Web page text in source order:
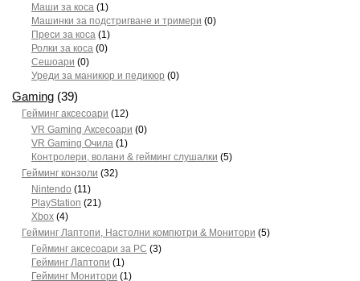
Маши за коса (1)
Машинки за подстригване и тримери (0)
Преси за коса (1)
Ролки за коса (0)
Сешоари (0)
Уреди за маникюр и педикюр (0)
Gaming (39)
Гейминг аксесоари (12)
VR Gaming Аксесоари (0)
VR Gaming Очила (1)
Контролери, волани & гейминг слушалки (5)
Гейминг конзоли (32)
Nintendo (11)
PlayStation (21)
Xbox (4)
Гейминг Лаптопи, Настолни компютри & Монитори (5)
Гейминг аксесоари за PC (3)
Гейминг Лаптопи (1)
Гейминг Монитори (1)